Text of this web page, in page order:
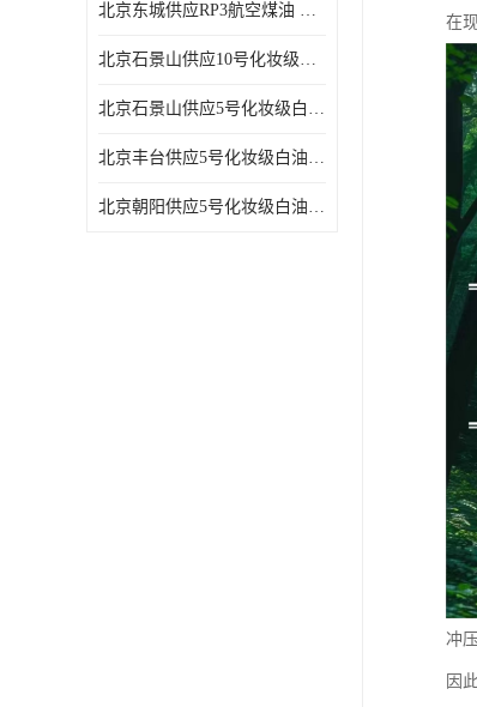
北京东城供应RP3航空煤油 高含量国标工业级航空煤油燃料油 无色透明
北京石景山供应10号化妆级白油高精密机械润滑油
北京石景山供应5号化妆级白油缝纫机油 设备润滑油
北京丰台供应5号化妆级白油纤维与织物柔软光亮
北京朝阳供应5号化妆级白油纺织时的润滑剂
在
冲
因